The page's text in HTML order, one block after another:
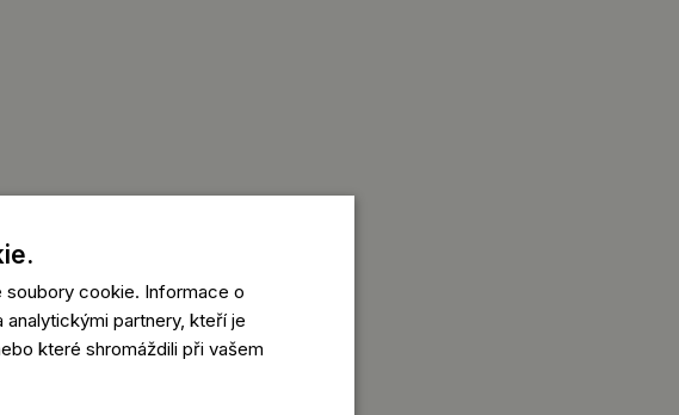
soubory cookie. Informace o
analytickými partnery, kteří je
které shromáždili při vašem